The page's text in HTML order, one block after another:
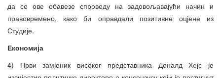
да се ове обавезе спроведу на задовољавајући начин и
правовремено, како би оправдали позитивне оцјене из
Студије.
Економија
4) Први замјеник високог представника Доналд Хејс је